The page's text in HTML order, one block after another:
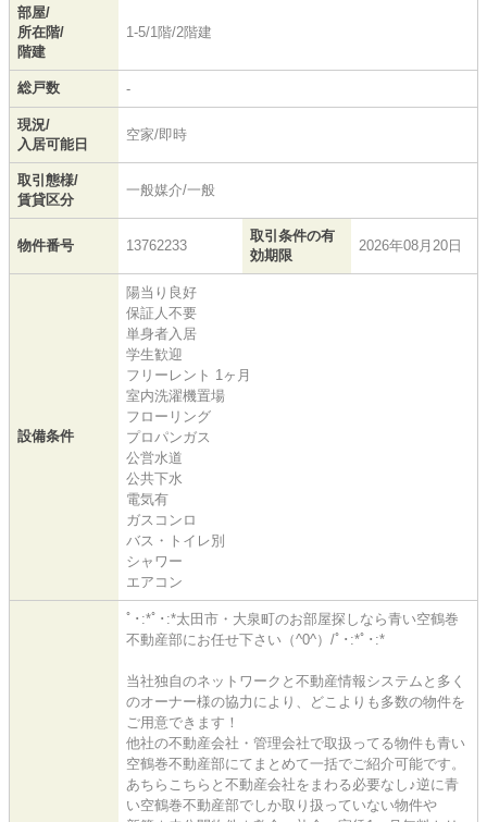
部屋/
所在階/
階建
1-5/1階/2階建
総戸数 -
現況/
入居可能日
空家/即時
取引態様/
賃貸区分
一般媒介/一般
物件番号 13762233
取引条件の有
効期限
2026年08月20日
設備条件
陽当り良好
保証人不要
単身者入居
学生歓迎
フリーレント 1ヶ月
室内洗濯機置場
フローリング
プロパンガス
公営水道
公共下水
電気有
ガスコンロ
バス・トイレ別
シャワー
エアコン
ﾟ･:*ﾟ･:*太田市・大泉町のお部屋探しなら青い空鶴巻
不動産部にお任せ下さい（^0^）/ﾟ･:*ﾟ･:*
当社独自のネットワークと不動産情報システムと多く
のオーナー様の協力により、どこよりも多数の物件を
ご用意できます！
他社の不動産会社・管理会社で取扱ってる物件も青い
空鶴巻不動産部にてまとめて一括でご紹介可能です。
あちらこちらと不動産会社をまわる必要なし♪逆に青
い空鶴巻不動産部でしか取り扱っていない物件や